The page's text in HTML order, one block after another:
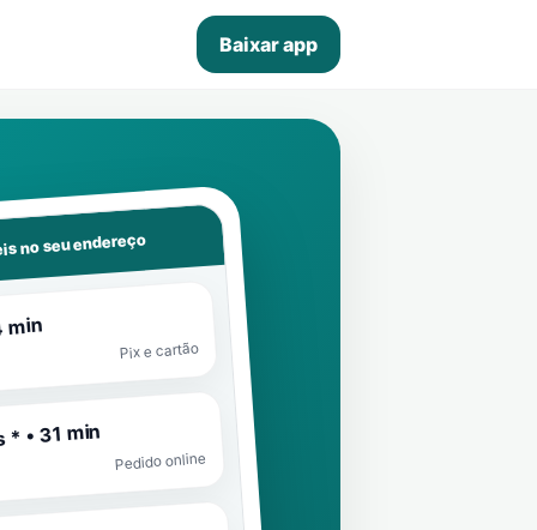
Baixar app
no seu endereço
min
Pix e cartão
• 31 min
Pedido online